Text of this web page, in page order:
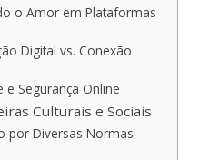
o Amor em Plataformas
Digital vs. Conexão
e Segurança Online
Culturais e Sociais
por Diversas Normas